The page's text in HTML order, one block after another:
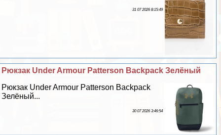
31 07 2026 8:15:49
Рюкзак Under Armour Patterson Backpack Зелёный
Рюкзак Under Armour Patterson Backpack
Зелёный...
30 07 2026 3:46:54